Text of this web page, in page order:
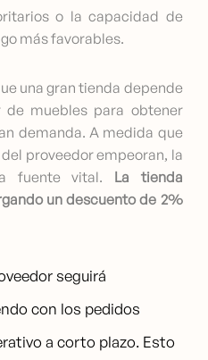
o la capacidad de
más favorables.
una gran tienda depende
de muebles para obtener
demanda. A medida que
proveedor empeoran, la
fuente vital. La tienda
un descuento de 2%
seguirá
con los pedidos
a corto plazo. Esto